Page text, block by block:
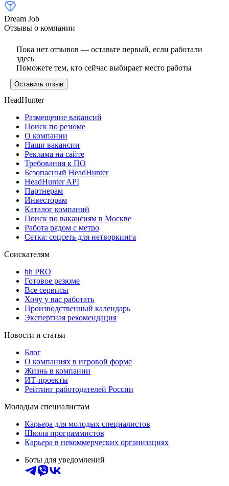
Dream Job
Отзывы о компании
Пока нет отзывов — оставьте первый, если работали
здесь
Поможете тем, кто сейчас выбирает место работы
Оставить отзыв
HeadHunter
Размещение вакансий
Поиск по резюме
О компании
Наши вакансии
Реклама на сайте
Требования к ПО
Безопасный HeadHunter
HeadHunter API
Партнерам
Инвесторам
Каталог компаний
Поиск по вакансиям в Москве
Работа рядом с метро
Сетка: соцсеть для нетворкинга
Соискателям
hh PRO
Готовое резюме
Все сервисы
Хочу у вас работать
Производственный календарь
Экспертная рекомендация
Новости и статьи
Блог
О компаниях в игровой форме
Жизнь в компании
ИТ-проекты
Рейтинг работодателей России
Молодым специалистам
Карьера для молодых специалистов
Школа программистов
Карьера в некоммерческих организациях
Боты для уведомлений